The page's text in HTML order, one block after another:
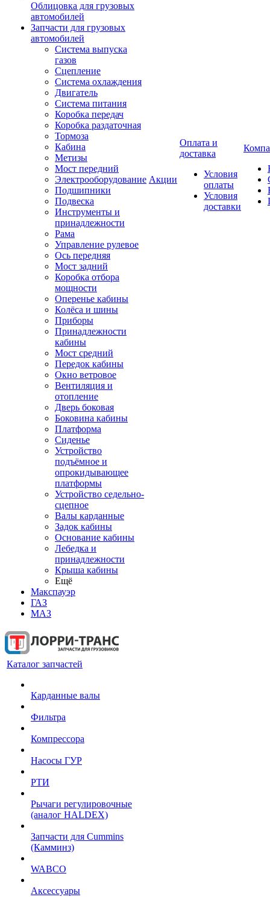
Облицовка для грузовых
автомобилей
Запчасти для грузовых
автомобилей
Система выпуска
газов
Сцепление
Система охлаждения
Двигатель
Система питания
Коробка передач
Коробка раздаточная
Тормоза
Кабина
Метизы
Мост передний
Электрооборудование
Подшипники
Подвеска
Инструменты и
принадлежности
Рама
Управление рулевое
Ось передняя
Мост задний
Коробка отбора
мощности
Оперенье кабины
Колёса и шины
Приборы
Принадлежности
кабины
Мост средний
Передок кабины
Окно ветровое
Вентиляция и
отопление
Дверь боковая
Боковина кабины
Платформа
Сиденье
Устройство
подъёмное и
опрокидывающее
платформы
Устройство седельно-
сцепное
Валы карданные
Задок кабины
Основание кабины
Лебедка и
принадлежности
Крыша кабины
Ещё
Макспауэр
ГАЗ
МАЗ
Акции
Оплата и
доставка
Условия
оплаты
Условия
доставки
Каталог запчастей
Карданные валы
Фильтра
Компрессора
Насосы ГУР
РТИ
Рычаги регулировочные
(аналог HALDEX)
Запчасти для Cummins
(Камминз)
WABCO
Аксессуары